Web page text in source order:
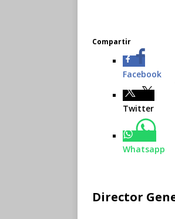
Compartir
Facebook
Twitter
Whatsapp
Director